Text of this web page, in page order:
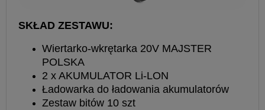
SKŁAD ZESTAWU:
Wiertarko-wkrętarka 20V MAJSTER
POLSKA
2 x AKUMULATOR Li-LON
Ładowarka do ładowania akumulatorów
Zestaw bitów 10 szt